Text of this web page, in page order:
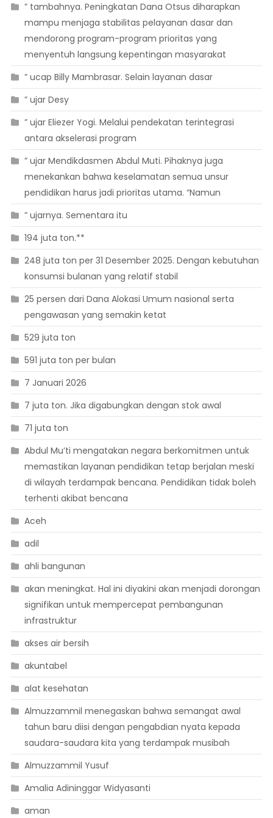
” tambahnya. Peningkatan Dana Otsus diharapkan
mampu menjaga stabilitas pelayanan dasar dan
mendorong program-program prioritas yang
menyentuh langsung kepentingan masyarakat
” ucap Billy Mambrasar. Selain layanan dasar
” ujar Desy
” ujar Eliezer Yogi. Melalui pendekatan terintegrasi
antara akselerasi program
” ujar Mendikdasmen Abdul Muti. Pihaknya juga
menekankan bahwa keselamatan semua unsur
pendidikan harus jadi prioritas utama. “Namun
” ujarnya. Sementara itu
194 juta ton.**
248 juta ton per 31 Desember 2025. Dengan kebutuhan
konsumsi bulanan yang relatif stabil
25 persen dari Dana Alokasi Umum nasional serta
pengawasan yang semakin ketat
529 juta ton
591 juta ton per bulan
7 Januari 2026
7 juta ton. Jika digabungkan dengan stok awal
71 juta ton
Abdul Mu’ti mengatakan negara berkomitmen untuk
memastikan layanan pendidikan tetap berjalan meski
di wilayah terdampak bencana. Pendidikan tidak boleh
terhenti akibat bencana
Aceh
adil
ahli bangunan
akan meningkat. Hal ini diyakini akan menjadi dorongan
signifikan untuk mempercepat pembangunan
infrastruktur
akses air bersih
akuntabel
alat kesehatan
Almuzzammil menegaskan bahwa semangat awal
tahun baru diisi dengan pengabdian nyata kepada
saudara-saudara kita yang terdampak musibah
Almuzzammil Yusuf
Amalia Adininggar Widyasanti
aman